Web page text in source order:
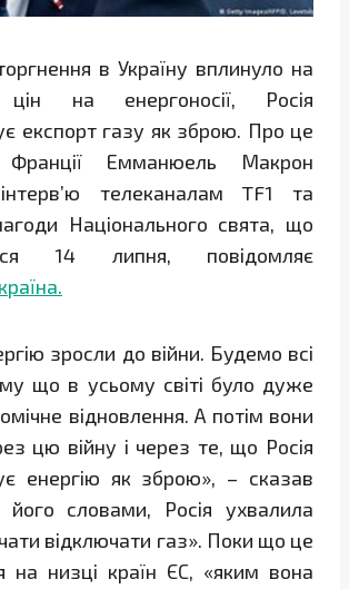
в Україну вплинуло на
цін на енергоносії, Росія
експорт газу як зброю. Про це
Франції Емманюель Макрон
телеканалам TF1 та
Національного свята, що
14 липня, повідомляє
зросли до війни. Будемо всі
що в усьому світі було дуже
відновлення. А потім вони
цю війну і через те, що Росія
енергію як зброю», – сказав
словами, Росія ухвалила
відключати газ». Поки що це
на низці країн ЄС, «яким вона